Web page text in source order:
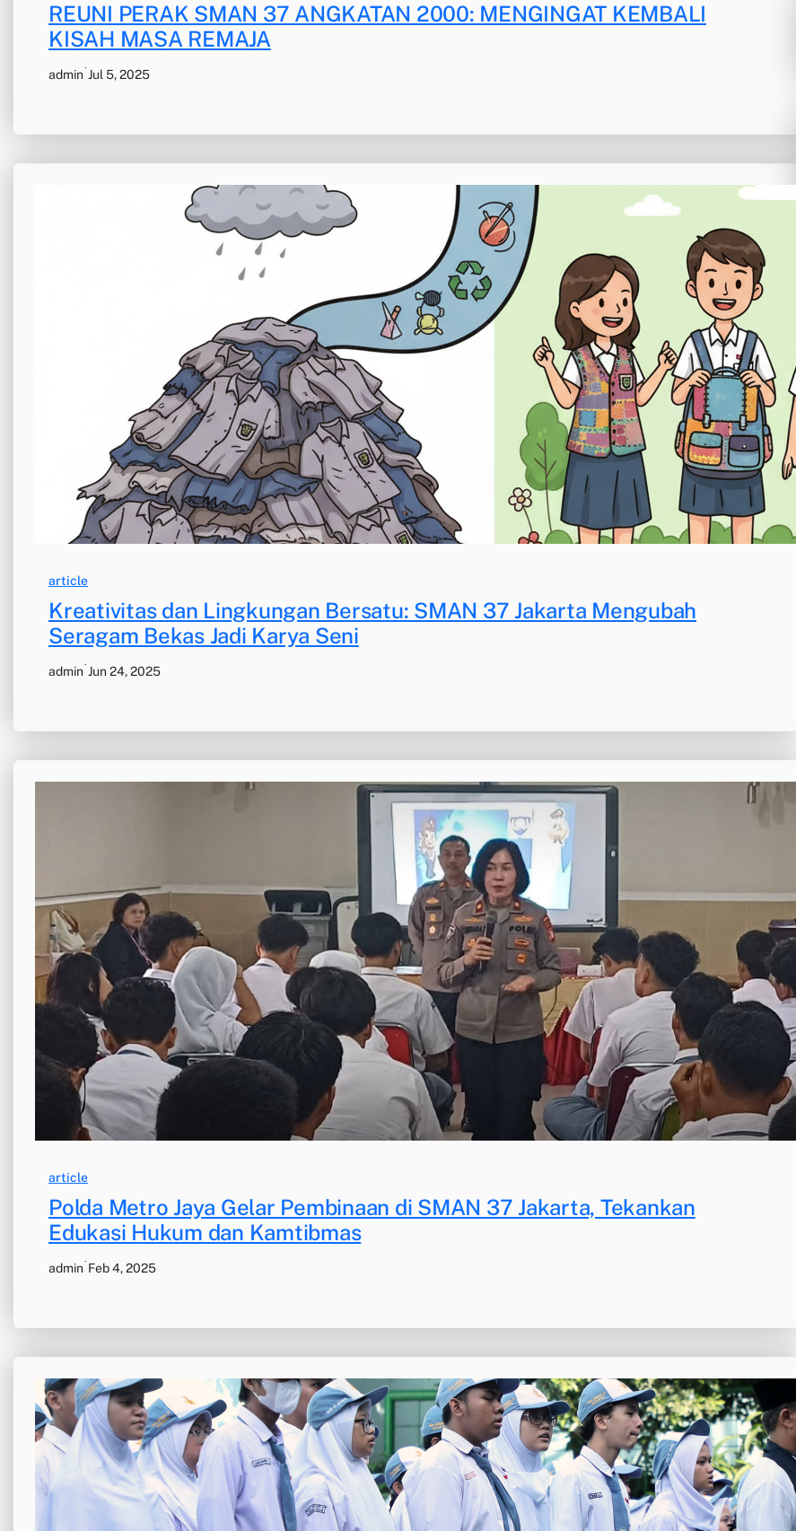
REUNI PERAK SMAN 37 ANGKATAN 2000: MENGINGAT KEMBALI
KISAH MASA REMAJA
admin·Jul 5, 2025
article
Kreativitas dan Lingkungan Bersatu: SMAN 37 Jakarta Mengubah
Seragam Bekas Jadi Karya Seni
admin·Jun 24, 2025
article
Polda Metro Jaya Gelar Pembinaan di SMAN 37 Jakarta, Tekankan
Edukasi Hukum dan Kamtibmas
admin· Feb 4, 2025